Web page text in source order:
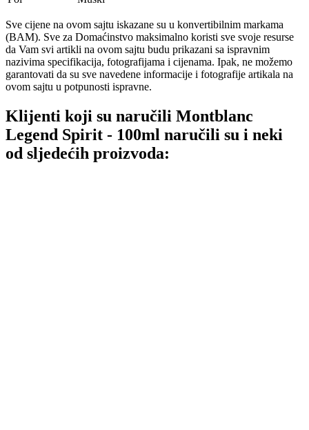
Sve cijene na ovom sajtu iskazane su u konvertibilnim markama
(BAM). Sve za Domaćinstvo maksimalno koristi sve svoje resurse
da Vam svi artikli na ovom sajtu budu prikazani sa ispravnim
nazivima specifikacija, fotografijama i cijenama. Ipak, ne možemo
garantovati da su sve navedene informacije i fotografije artikala na
ovom sajtu u potpunosti ispravne.
Klijenti koji su naručili Montblanc
Legend Spirit - 100ml naručili su i neki
od sljedećih proizvoda: